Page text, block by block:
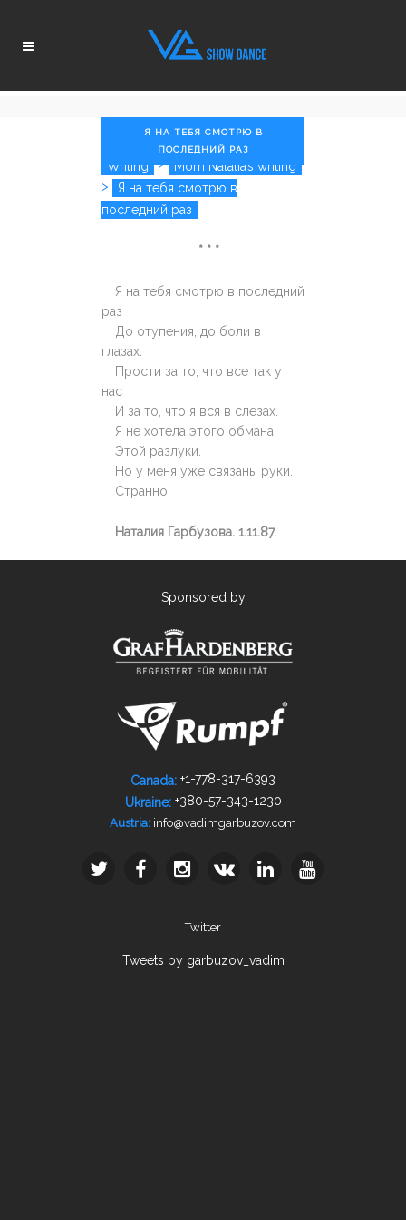
Я НА ТЕБЯ СМОТРЮ В
ПОСЛЕДНИЙ РАЗ
Writing > Mom Natalia’s writing
>
Я на тебя смотрю в
последний раз
* * *
Я на тебя смотрю в последний
раз
До отупения, до боли в
глазах.
Прости за то, что все так у
нас
И за то, что я вся в слезах.
Я не хотела этого обмана,
Этой разлуки.
Но у меня уже связаны руки.
Странно.
Наталия Гарбузова. 1.11.87.
Sponsored by
Canada: +1-778­-317-­6393
Ukraine:+380-­57-­343-­1230
Austria: info@vadimgarbuzov.com
Twitter
Tweets by garbuzov_vadim